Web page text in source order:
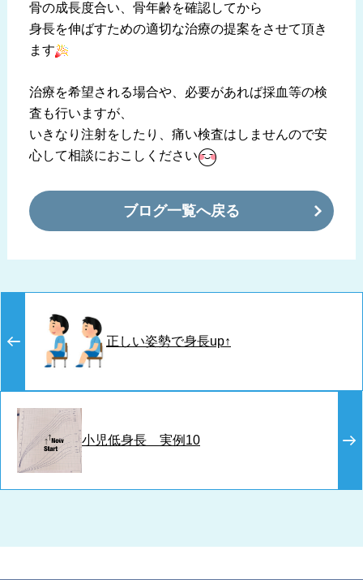
骨の成長度合い、骨年齢を確認してから
身長を伸ばすための適切な治療の提案をさせて頂き
ます
治療を希望される場合や、必要があれば採血等の検
査も行いますが、
いきなり注射をしたり、痛い検査はしませんので安
心して相談におこしください
ブログ一覧へ戻る
正しい姿勢で身長up↑
小児低身長 実例10